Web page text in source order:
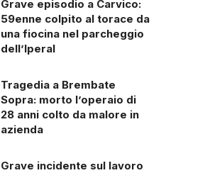
Grave episodio a Carvico:
59enne colpito al torace da
una fiocina nel parcheggio
dell’Iperal
Tragedia a Brembate
Sopra: morto l’operaio di
28 anni colto da malore in
azienda
Grave incidente sul lavoro